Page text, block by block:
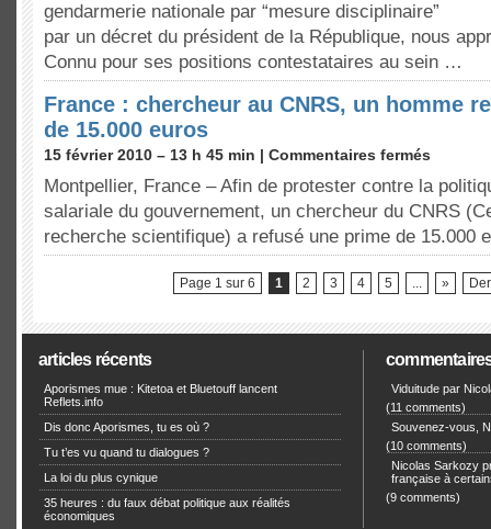
gendarmerie nationale par “mesure disciplinaire”
par un décret du président de la République, nous
Connu pour ses positions contestataires au sein …
France : chercheur au CNRS, un homme
de 15.000 euros
15 février 2010 – 13 h 45 min | Commentaires fermés
Montpellier, France – Afin de protester contre la
salariale du gouvernement, un chercheur du CNRS
recherche scientifique) a refusé une prime de 15.000
Page 1 sur 6 1 2 3 4 5 ... »
articles récents
Aporismes mue : Kitetoa et Bluetouff lancent
Reflets.info
Dis donc Aporismes, tu es où ?
Tu t’es vu quand tu dialogues ?
La loi du plus cynique
35 heures : du faux débat politique aux réalités
économiques
Viduitude par
(11 comments)
Souvenez-vous,
(10 comments)
Nicolas Sarkozy
française à
(9 comments)